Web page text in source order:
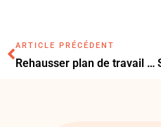
ARTICLE PRÉCÉDENT
Rehausser plan de travail cuisine : la méthode simple pour gagner en confort